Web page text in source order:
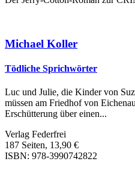
Michael Koller
Tödliche Sprichwörter
Luc und Julie, die Kinder von
müssen am Friedhof von
Erschütterung über einen...
Verlag Federfrei
187 Seiten, 13,90 €
ISBN: 978-3990742822